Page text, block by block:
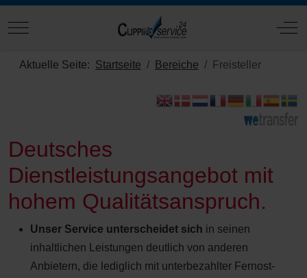
Mobile Menu Toggle Off-
Aktuelle Seite: Startseite Bereiche Freisteller
Deutsches
Dienstleistungsangebot mit
hohem Qualitätsanspruch.
Unser Service unterscheidet sich in seinen
inhaltlichen Leistungen deutlich von anderen
Anbietern, die lediglich mit unterbezahlter Fernost-